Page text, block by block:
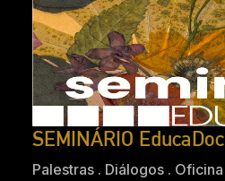
SEMINÁRIO EducaDoc
Palestras . Diálogos . Oficina